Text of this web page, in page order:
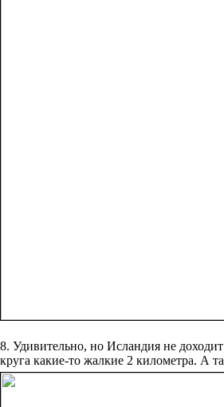
8. Удивительно, но Исландия не
круга какие-то жалкие 2 километра. А